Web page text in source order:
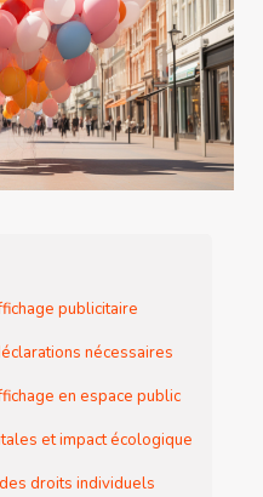
publicitaire
nécessaires
en espace public
et impact écologique
droits individuels